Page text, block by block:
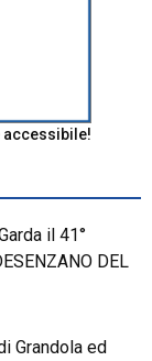
accessibile!
il 41°
DEL
Grandola ed